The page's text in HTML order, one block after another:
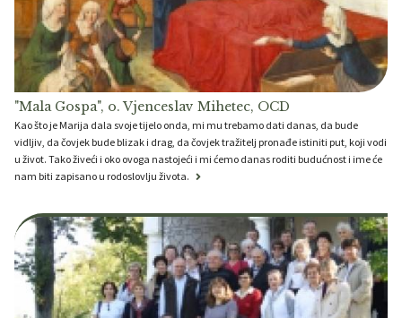
"Mala Gospa", o. Vjenceslav Mihetec, OCD
Kao što je Marija dala svoje tijelo onda, mi mu trebamo dati danas, da bude
vidljiv, da čovjek bude blizak i drag, da čovjek tražitelj pronađe istiniti put, koji vodi
u život. Tako živeći i oko ovoga nastojeći i mi ćemo danas roditi budućnost i ime će
nam biti zapisano u rodoslovlju života.